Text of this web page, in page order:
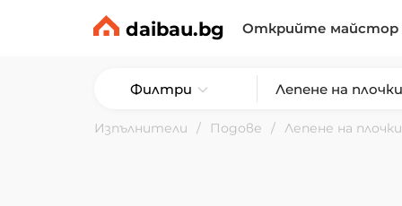
daibau.bg Открийте майстор
Филтри
Изпълнители Подове Лепене на плочки